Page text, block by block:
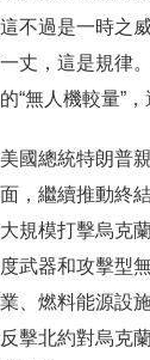
不過是一時之
丈，這是規律
“無人機較量”，
國總統特朗普
，繼續推動終
規模打擊烏克
武器和攻擊型
、燃料能源設
擊北約對烏克